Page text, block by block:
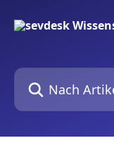
Nach Artikeln